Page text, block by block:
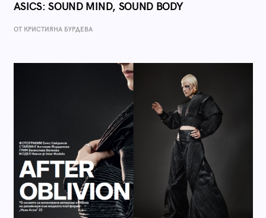
ASICS: SOUND MIND, SOUND BODY
ОТ КРИСТИЯНА БУРДЕВА